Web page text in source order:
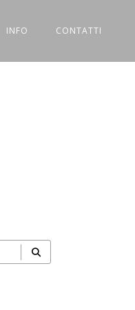
INFO CONTATTI